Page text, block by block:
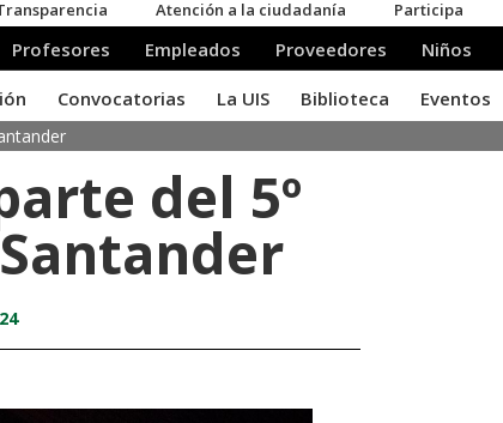
del 5º